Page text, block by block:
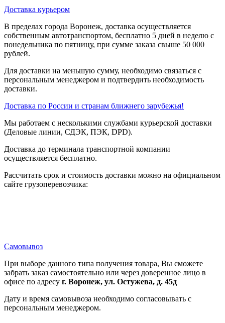
Доставка курьером
В пределах города Воронеж, доставка осуществляется
собственным автотранспортом, бесплатно 5 дней в неделю с
понедельника по пятницу, при сумме заказа свыше 50 000
рублей.
Для доставки на меньшую сумму, необходимо связаться с
персональным менеджером и подтвердить необходимость
доставки.
Доставка по России и странам ближнего зарубежья!
Мы работаем с несколькими службами курьерской доставки
(Деловые линии, СДЭК, ПЭК, DPD).
Доставка до терминала транспортной компании
осуществляется бесплатно.
Рассчитать срок и стоимость доставки можно на официальном
сайте грузоперевозчика:
Самовывоз
При выборе данного типа получения товара, Вы сможете
забрать заказ самостоятельно или через доверенное лицо в
офисе по адресу г. Воронеж, ул. Остужева, д. 45д
Дату и время самовывоза необходимо согласовывать с
персональным менеджером.